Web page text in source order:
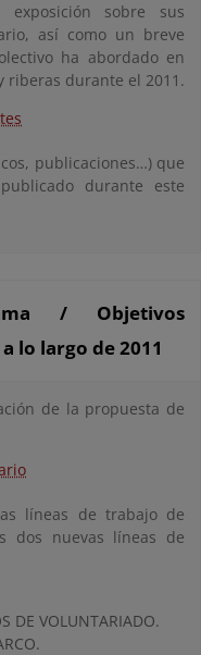
exposición sobre sus
así como un breve
ha abordado en
riberas durante el 2011.
publicaciones…) que
durante este
/ Objetivos
lo largo de 2011
de la propuesta de
líneas de trabajo de
dos nuevas líneas de
DE VOLUNTARIADO.